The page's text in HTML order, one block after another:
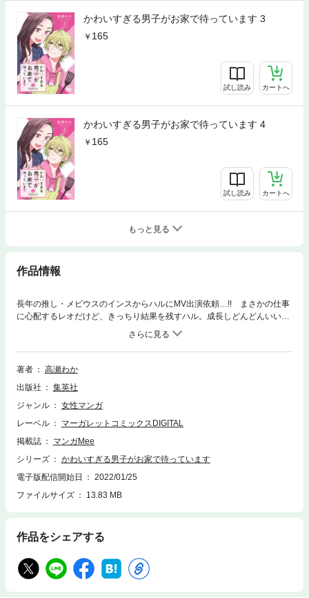
かわいすぎる男子がお家で待っています 3
165
試し読み カートへ
かわいすぎる男子がお家で待っています 4
165
試し読み カートへ
もっと見る
作品情報
長年の推し・メビウスのインスからハルにMV出演依頼…!! まさかの仕事
に心配するレオだけど、きっちり結果を残すハル。成長しどんどんいい男
になっていくハルに、レオはある決意を――。オタ友からはじまった、ち
ぐはぐな二人の年の差仲良しラブ、尊さマックス最高＆最強の最終巻!!
著者
高瀬わか
出版社
集英社
ジャンル
女性マンガ
レーベル
マーガレットコミックスDIGITAL
掲載誌
マンガMee
シリーズ
かわいすぎる男子がお家で待っています
電子版配信開始日
2022/01/25
ファイルサイズ
13.83 MB
作品をシェアする